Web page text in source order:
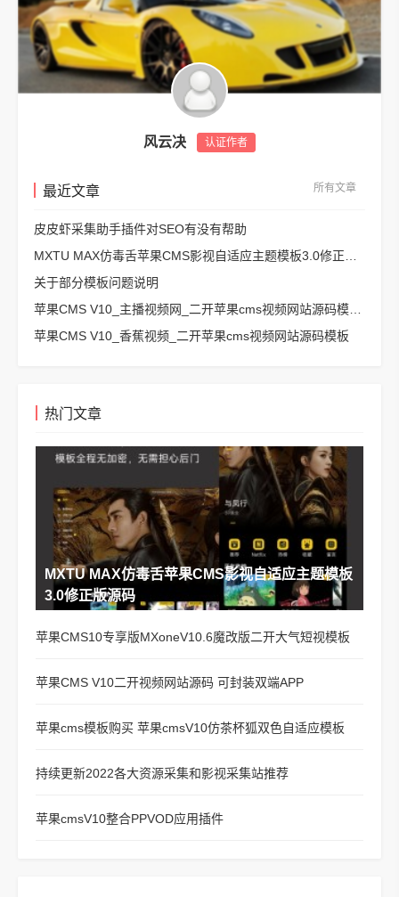
风云决 认证作者
最近文章 所有文章
皮皮虾采集助手插件对SEO有没有帮助
关于部分模板问题说明
苹果CMS V10_香蕉视频_二开苹果cms视频网站源码模板
热门文章
MXTU MAX仿毒舌苹果CMS影视自适应主题模板
3.0修正版源码
苹果CMS10专享版MXoneV10.6魔改版二开大气短视模板
苹果CMS V10二开视频网站源码 可封装双端APP
苹果cms模板购买 苹果cmsV10仿茶杯狐双色自适应模板
持续更新2022各大资源采集和影视采集站推荐
苹果cmsV10整合PPVOD应用插件